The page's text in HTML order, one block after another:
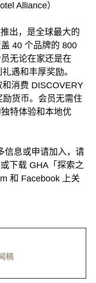
Alliance）
出，是全球最大的
40 个品牌的 800
无论在家还是在
遇和丰厚奖励。
消费 DISCOVERY
货币。会员无需住
特体验和本地优
信息或申请加入，请
或下载 GHA「探索之
和 Facebook 上关
稿